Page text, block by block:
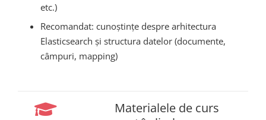
etc.)
Recomandat: cunoștințe despre arhitectura
Elasticsearch și structura datelor (documente,
câmpuri, mapping)
Materialele de curs